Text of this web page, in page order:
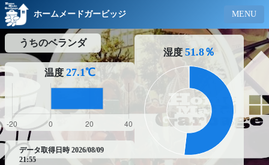
ホームメードガービッジ MENU
うちのベランダ
温度 27.1℃
データ取得日時 2026/08/09
21:55
湿度 51.8％